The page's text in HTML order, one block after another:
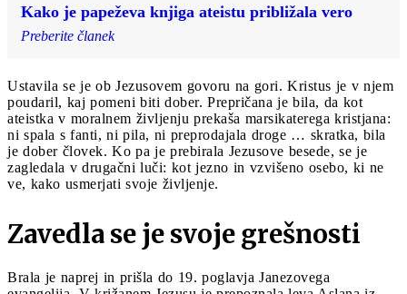
Kako je papeževa knjiga ateistu približala vero
Preberite članek
Ustavila se je ob Jezusovem govoru na gori. Kristus je v njem
poudaril, kaj pomeni biti dober. Prepričana je bila, da kot
ateistka v moralnem življenju prekaša marsikaterega kristjana:
ni spala s fanti, ni pila, ni preprodajala droge … skratka, bila
je dober človek. Ko pa je prebirala Jezusove besede, se je
zagledala v drugačni luči: kot jezno in vzvišeno osebo, ki ne
ve, kako usmerjati svoje življenje.
Zavedla se je svoje grešnosti
Brala je naprej in prišla do 19. poglavja Janezovega